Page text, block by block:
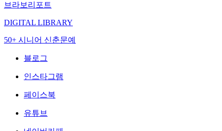
브라보리포트
DIGITAL LIBRARY
50+ 시니어 신춘문예
블로그
인스타그램
페이스북
유튜브